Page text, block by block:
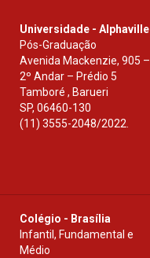
Universidade - Alphaville
Pós-Graduação
Avenida Mackenzie, 905 –
2º Andar – Prédio 5
Tamboré , Barueri
SP, 06460-130
(11) 3555-2048/2022.
Colégio - Brasília
Infantil, Fundamental e
Médio